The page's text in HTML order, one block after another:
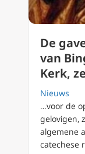
De
van
Kerk,
Nieuws
…voor de
gelovigen,
algemene
catechese